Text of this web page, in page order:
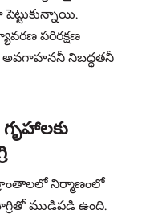
పరిరక్షణ
అవగాహననీ నిబద్ధతనీ
నిర్మాణంలో
ముడిపడి ఉంది.